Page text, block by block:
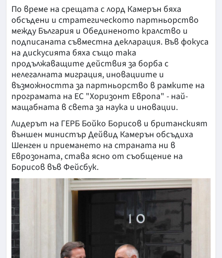
По време на срещата с лорд Камерън бяха
обсъдени и стратегическото партньорство
между България и Обединеното кралство и
подписаната съвместна декларация. Във фокуса
на дискусията бяха също така
продължаващите действия за борба с
нелегалната миграция, иновациите и
възможността за партньорство в рамките на
програмата на ЕС "Хоризонт Европа" - най-
мащабната в света за наука и иновации.
Лидерът на ГЕРБ Бойко Борисов и британският
външен министър Дейвид Камерън обсъдиха
Шенген и приемането на страната ни в
Еврозоната, става ясно от съобщение на
Борисов във Фейсбук.